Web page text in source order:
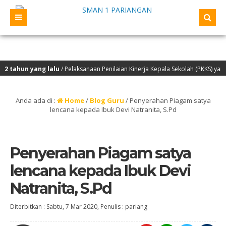
yang lalu/ Pelaksanaan Penilaian Kinerja Kepala Sekolah (PKKS) yang
Anda ada di : Home/ Blog Guru /Penyerahan Piagam satya
lencana kepada Ibuk Devi Natranita, S.Pd
Penyerahan Piagam satya
lencana kepada Ibuk Devi
Natranita, S.Pd
Diterbitkan : Sabtu, 7 Mar 2020, Penulis : pariang